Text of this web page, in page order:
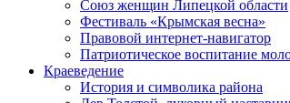
Союз женщин Липецкой области
Фестиваль «Крымская весна»
Правовой интернет-навигатор
Патриотическое воспитание
Краеведение
История и символика района